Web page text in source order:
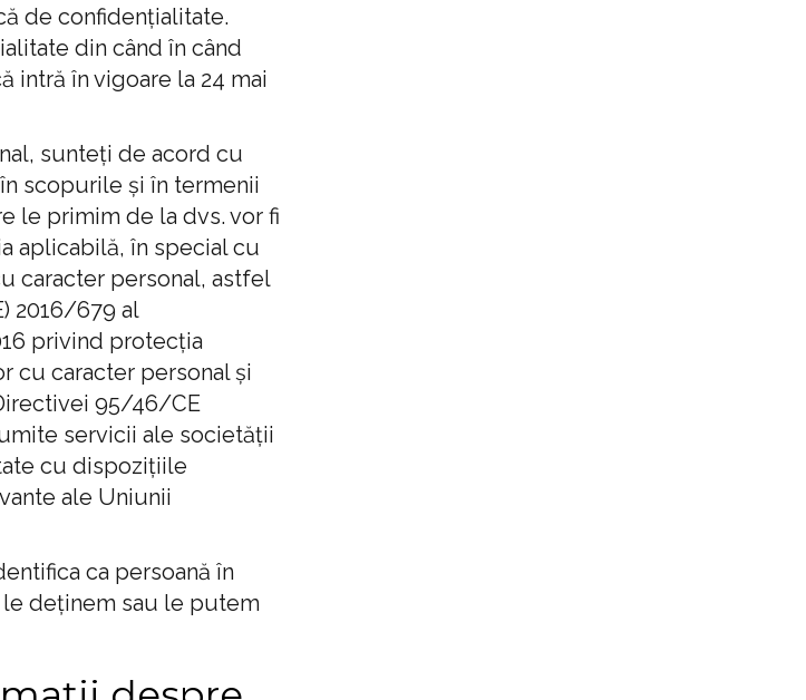
de confidențialitate.
din când în când
intră în vigoare la 24 mai
sunteți de acord cu
scopurile și în termenii
le primim de la dvs. vor fi
aplicabilă, în special cu
caracter personal, astfel
2016/679 al
privind protecția
cu caracter personal și
95/46/CE
servicii ale societății
cu dispozițiile
ale Uniunii
ca persoană în
deținem sau le putem